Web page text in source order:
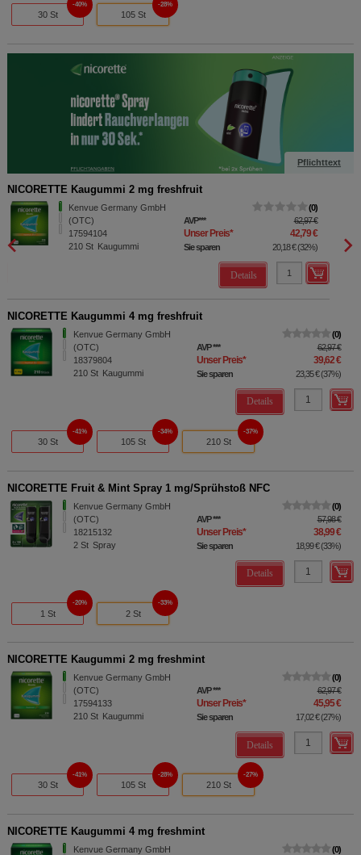
30 St
40%
105 St
28%
Pflichttext
NICORETTE Kaugummi 2 mg freshfruit
Kenvue Germany GmbH
(OTC)
17594104
210 St Kaugummi
0
AVP*** 62,97 €
Unser Preis* 42,79 €
Sie sparen 20,18 € (32%)
Details
NICORETTE Kaugummi 4 mg freshfruit
Kenvue Germany GmbH
(OTC)
18379804
210 St Kaugummi
0
AVP*** 62,97 €
Unser Preis* 39,62 €
Sie sparen 23,35 €(37%)
Details
30 St
41%
105 St
34%
210 St
37%
NICORETTE Fruit & Mint Spray 1 mg/Sprühstoß NFC
Kenvue Germany GmbH
(OTC)
18215132
2 St Spray
0
AVP*** 57,98 €
Unser Preis* 38,99 €
Sie sparen 18,99 €(33%)
Details
1 St
20%
2 St
33%
NICORETTE Kaugummi 2 mg freshmint
Kenvue Germany GmbH
(OTC)
17594133
210 St Kaugummi
0
AVP*** 62,97 €
Unser Preis* 45,95 €
Sie sparen 17,02 €(27%)
Details
30 St
41%
105 St
28%
210 St
27%
NICORETTE Kaugummi 4 mg freshmint
Kenvue Germany GmbH
0